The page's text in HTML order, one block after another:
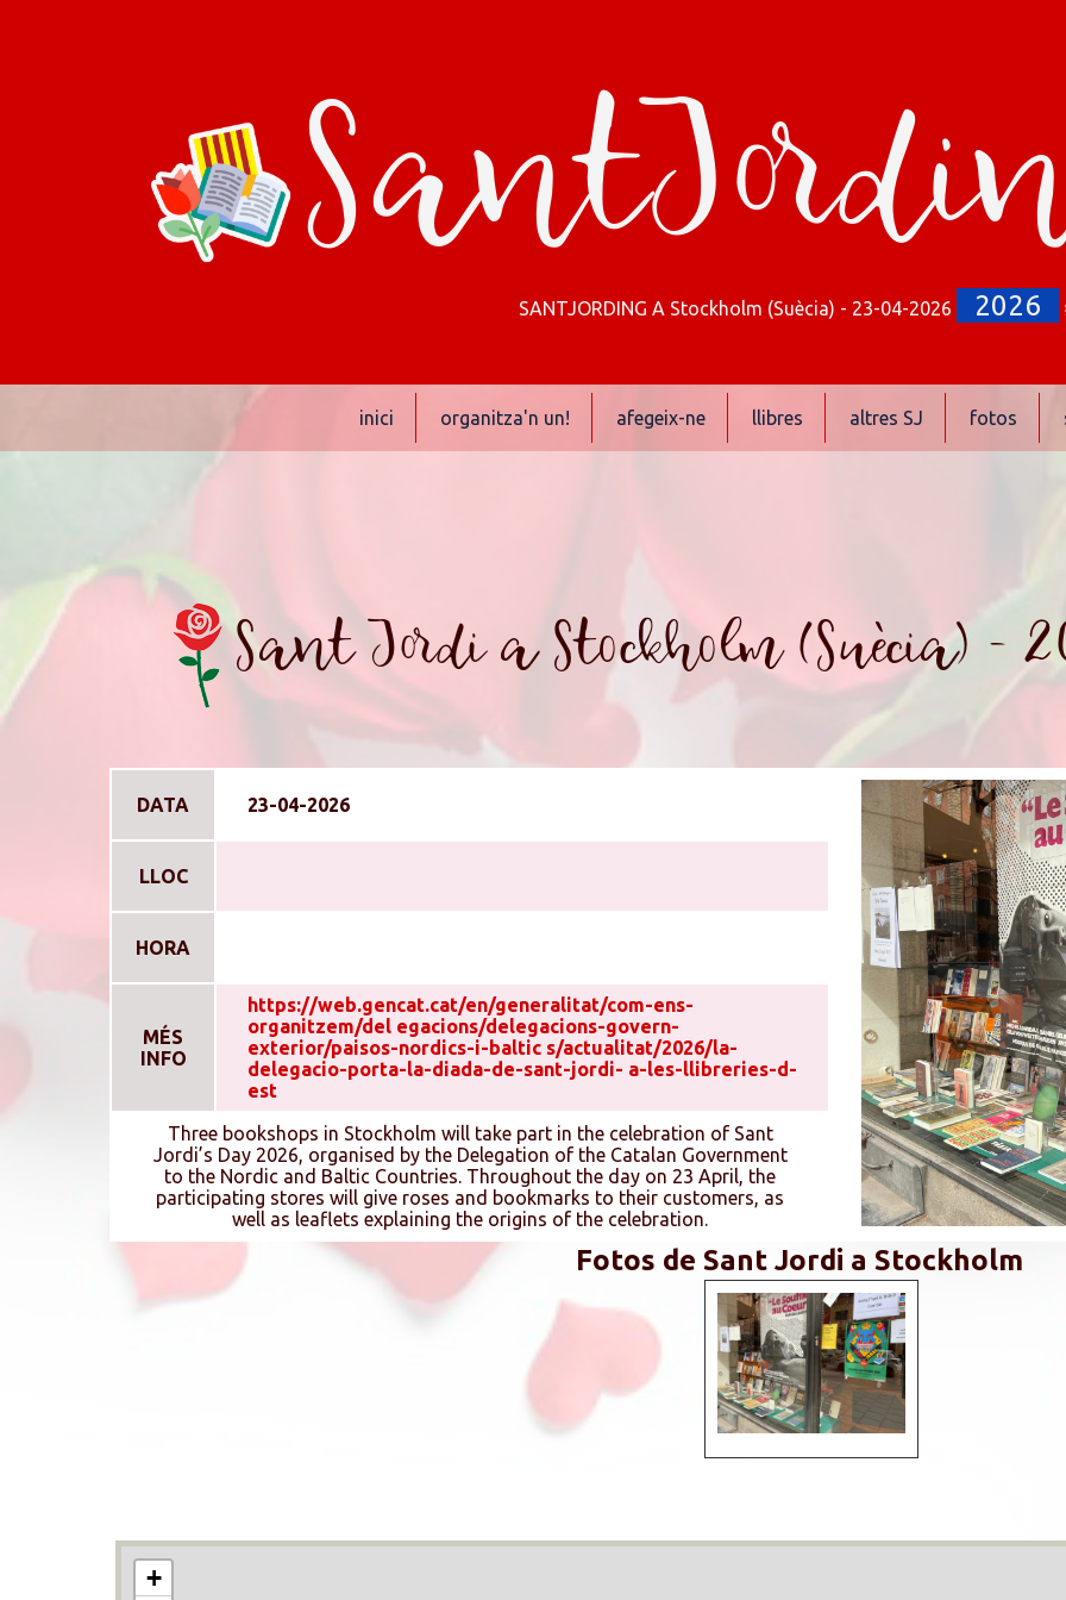
SANTJORDING A Stockholm (Suècia) - 23-04-2026 2026
inici organitza'n un! afegeix-ne llibres altres SJ fotos
Sant Jordi a Stockholm (Suècia) -
DATA 23-04-2026
LLOC
HORA
MÉS
INFO
https://web.gencat.cat/en/generalitat/com-ens-
organitzem/del egacions/delegacions-govern-
exterior/paisos-nordics-i-baltic s/actualitat/2026/la-
delegacio-porta-la-diada-de-sant-jordi- a-les-llibreries-d-
est
Three bookshops in Stockholm will take part in the celebration of Sant
Jordi’s Day 2026, organised by the Delegation of the Catalan Government
to the Nordic and Baltic Countries. Throughout the day on 23 April, the
participating stores will give roses and bookmarks to their customers, as
well as leaflets explaining the origins of the celebration.
Fotos de Sant Jordi a Stockholm
+